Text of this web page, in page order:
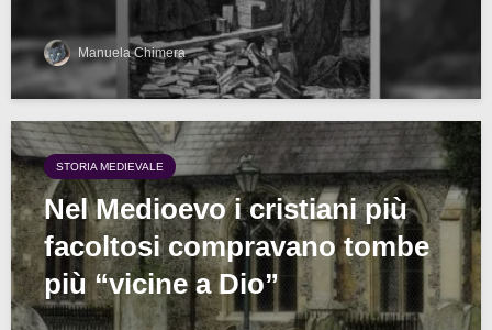
Manuela Chimera
STORIA MEDIEVALE
Nel Medioevo i cristiani più
facoltosi compravano tombe
più “vicine a Dio”